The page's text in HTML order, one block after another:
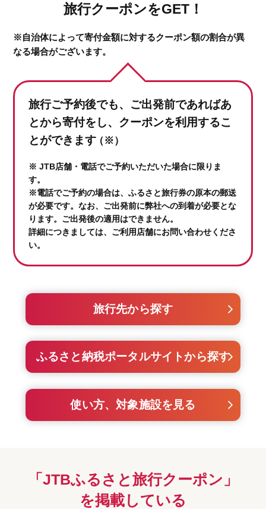
旅行クーポンをGET！
※自治体によって寄付金額に対するクーポン額の割合が異
なる場合がございます。
旅行ご予約後でも、ご出発前であればあ
とから寄付をし、クーポンを利用するこ
とができます（※）
※ JTB店舗・電話でご予約いただいた場合に限りま
す。
※電話でご予約の場合は、ふるさと旅行券の原本の郵送
が必要です。なお、ご出発前に弊社への到着が必要とな
ります。ご出発後の適用はできません。
詳細につきましては、ご利用店舗にお問い合わせくださ
い。
旅行先から探す
ふるさと納税ポータルサイトから探す
使い方、対象施設を見る
「JTBふるさと旅行クーポン」
を掲載している